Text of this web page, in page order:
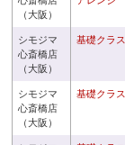
（大阪）
シモジマ
心斎橋店
（大阪）
基礎クラス
シモジマ
心斎橋店
（大阪）
基礎クラス